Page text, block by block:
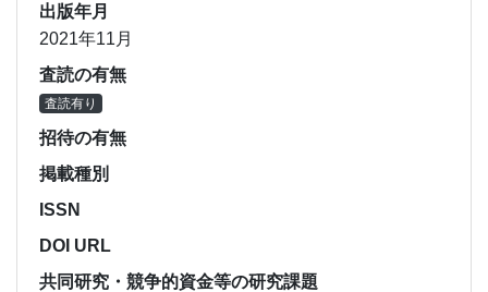
出版年月
2021年11月
査読の有無
査読有り
招待の有無
掲載種別
ISSN
DOI URL
共同研究・競争的資金等の研究課題